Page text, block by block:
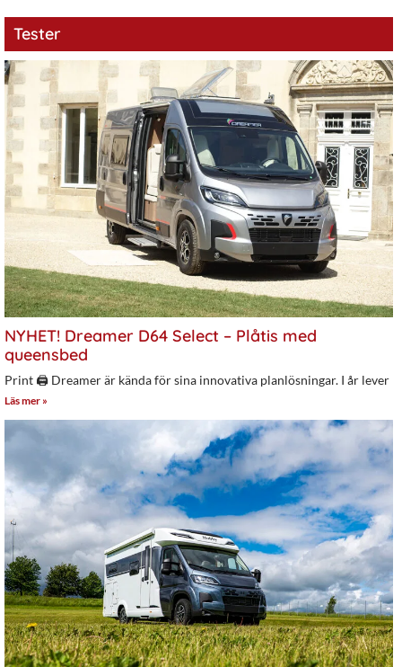
Tester
NYHET! Dreamer D64 Select – Plåtis med
queensbed
Print 🖨 Dreamer är kända för sina innovativa planlösningar. I år lever
Läs mer »